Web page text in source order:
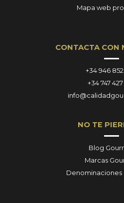
Mapa web
CONTACTA CON
+34 946
+34 747
NO TE
Blog
Marcas
Denominaciones